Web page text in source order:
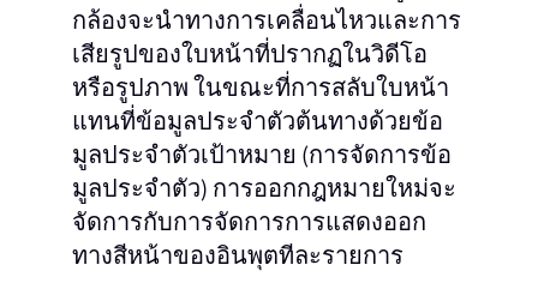
กล้องจะนําทางการเคลื่อนไหวและการ
เสียรูปของใบหน้าที่ปรากฏในวิดีโอ
หรือรูปภาพ ในขณะที่การสลับใบหน้า
แทนที่ข้อมูลประจําตัวต้นทางด้วยข้อ
มูลประจําตัวเป้าหมาย (การจัดการข้อ
มูลประจําตัว) การออกกฎหมายใหม่จะ
จัดการกับการจัดการการแสดงออก
ทางสีหน้าของอินพุตทีละรายการ